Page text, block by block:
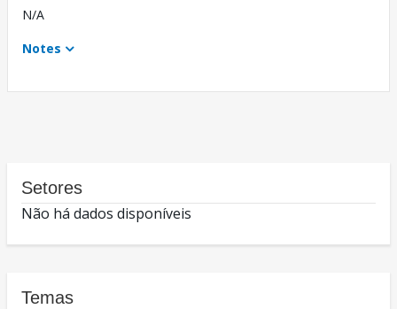
N/A
Notes
Setores
Não há dados disponíveis
Temas